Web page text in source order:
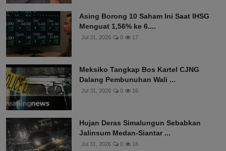
Asing Borong 10 Saham Ini Saat IHSG
Menguat 1,56% ke 6....
Jul 31, 2026 0 17
Meksiko Tangkap Bos Kartel CJNG
Dalang Pembunuhan Wali ...
Jul 31, 2026 0 16
Hujan Deras Simalungun Sebabkan
Jalinsum Medan-Siantar ...
Jul 31, 2026 0 16